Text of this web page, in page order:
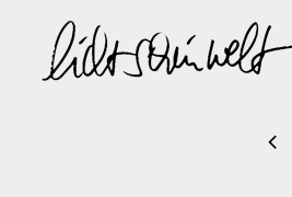
Inhalt
springen